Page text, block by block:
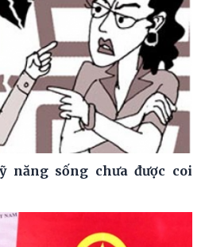
năng sống chưa được coi